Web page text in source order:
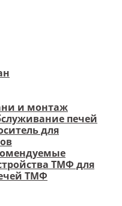
и монтаж
печей
для
ТМФ для
ТМФ